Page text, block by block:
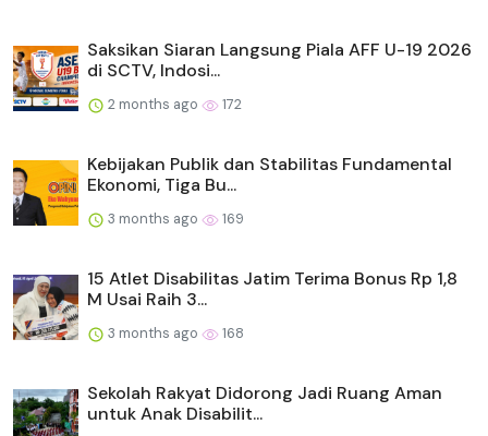
Saksikan Siaran Langsung Piala AFF U-19 2026
di SCTV, Indosi...
2 months ago 172
Kebijakan Publik dan Stabilitas Fundamental
Ekonomi, Tiga Bu...
3 months ago 169
15 Atlet Disabilitas Jatim Terima Bonus Rp 1,8
M Usai Raih 3...
3 months ago 168
Sekolah Rakyat Didorong Jadi Ruang Aman
untuk Anak Disabilit...